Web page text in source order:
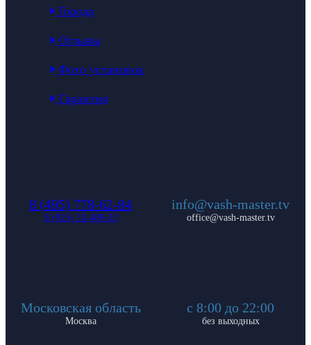
Города
Отзывы
Фото установок
Гарантия
8 (495) 778-62-84
8 (925) 33-489-33
info@vash-master.tv
office@vash-master.tv
Московская область
Москва
с 8:00 до 22:00
без выходных